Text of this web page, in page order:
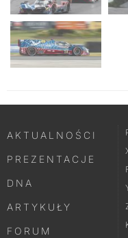
AKTUALNOŚCI
PREZENTACJE
DNA
ARTYKUŁY
FORUM